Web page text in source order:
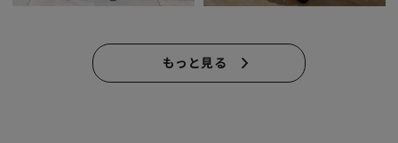
もっと見る